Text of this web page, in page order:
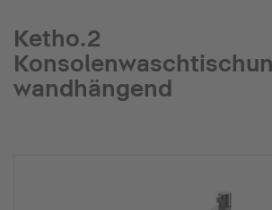
Ketho.2
wandhängend